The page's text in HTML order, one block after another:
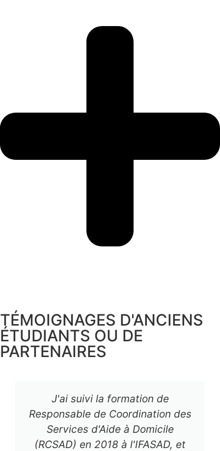
TÉMOIGNAGES D'ANCIENS
ÉTUDIANTS OU DE
PARTENAIRES
J'ai suivi la formation de
Responsable de Coordination des
Services d'Aide à Domicile
(RCSAD) en 2018 à l'IFASAD, et